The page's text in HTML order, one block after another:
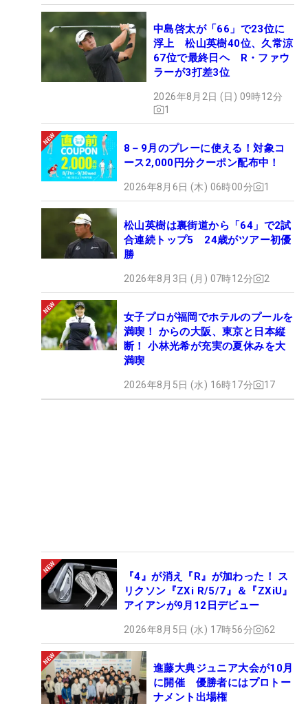
中島啓太が「66」で23位に
浮上 松山英樹40位、久常涼
67位で最終日ヘ R・ファウ
ラーが3打差3位
2026年8月2日 (日) 09時12分
1
8－9月のプレーに使える！対象コ
ース2,000円分クーポン配布中！
2026年8月6日 (木) 06時00分 1
松山英樹は裏街道から「64」で2試
合連続トップ5 24歳がツアー初優
勝
2026年8月3日 (月) 07時12分 2
女子プロが福岡でホテルのプールを
満喫！ からの大阪、東京と日本縦
断！ 小林光希が充実の夏休みを大
満喫
2026年8月5日 (水) 16時17分 17
『4』が消え『R』が加わった！ ス
リクソン『ZXi R/5/7』＆『ZXiU』
アイアンが9月12日デビュー
2026年8月5日 (水) 17時56分 62
進藤大典ジュニア大会が10月
に開催 優勝者にはプロトー
ナメント出場権